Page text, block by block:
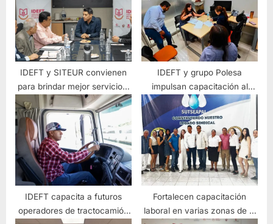
IDEFT y SITEUR convienen
para brindar mejor servicio a
usuarios del tren eléctrico y
SITRAN
IDEFT y grupo Polesa
impulsan capacitación al
sector industrial en Jalisco
IDEFT capacita a futuros
operadores de tractocamión
Fortalecen capacitación
laboral en varias zonas de la